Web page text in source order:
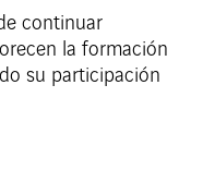
continuar
la formación
su participación